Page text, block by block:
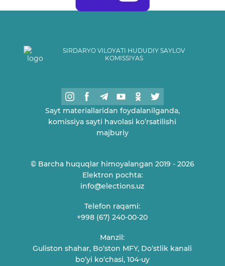
SIRDARYO VILOYATI HUDUDIY SAYLOV
KOMISSIYAS
Sayt materiallaridan foydalanilganda,
komissiya sayti havolasi ko’rsatilishi
majburiy
© Barcha huquqlar himoyalangan 2019 - 2026
Elektron pochta:
info@elections.uz
Telefon raqami:
+998 (67) 240-00-20
Manzil:
Guliston shahar, Bo‘ston MFY, Do‘stlik kanali
bo‘yi ko‘chasi, 104-uy